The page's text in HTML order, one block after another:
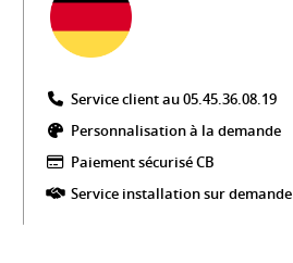
Service client au 05.45.36.08.19​
Personnalisation à la demande
Paiement sécurisé CB​
Service installation sur demande